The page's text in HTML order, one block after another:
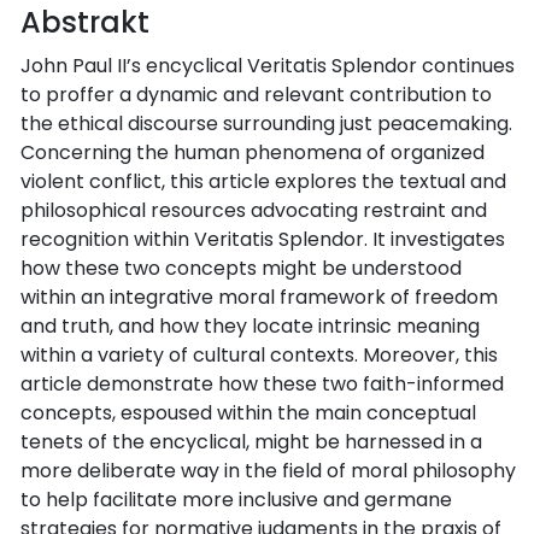
Abstrakt
John Paul II’s encyclical Veritatis Splendor continues
to proffer a dynamic and relevant contribution to
the ethical discourse surrounding just peacemaking.
Concerning the human phenomena of organized
violent conflict, this article explores the textual and
philosophical resources advocating restraint and
recognition within Veritatis Splendor. It investigates
how these two concepts might be understood
within an integrative moral framework of freedom
and truth, and how they locate intrinsic meaning
within a variety of cultural contexts. Moreover, this
article demonstrate how these two faith-informed
concepts, espoused within the main conceptual
tenets of the encyclical, might be harnessed in a
more deliberate way in the field of moral philosophy
to help facilitate more inclusive and germane